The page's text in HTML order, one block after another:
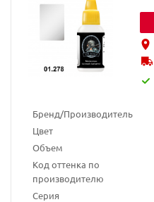
Бренд/Производитель
Цвет
Объем
Код оттенка по
производителю
Серия